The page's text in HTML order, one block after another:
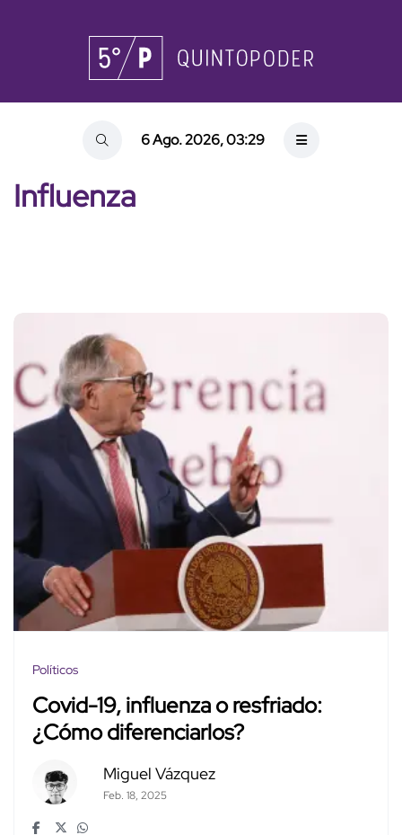
6 Ago. 2026, 03:29
Influenza
Políticos
Covid-19, influenza o resfriado:
¿Cómo diferenciarlos?
Miguel Vázquez
Feb. 18, 2025